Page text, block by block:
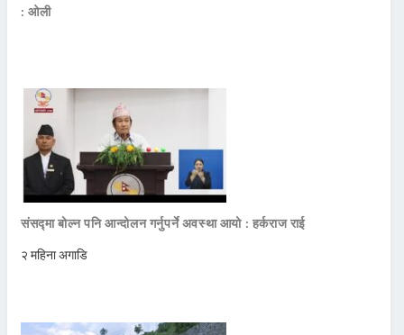
: ओली
संसद्मा बोल्न पनि आन्दोलन गर्नुपर्ने अवस्था आयो : हर्कराज राई
२ महिना अगाडि